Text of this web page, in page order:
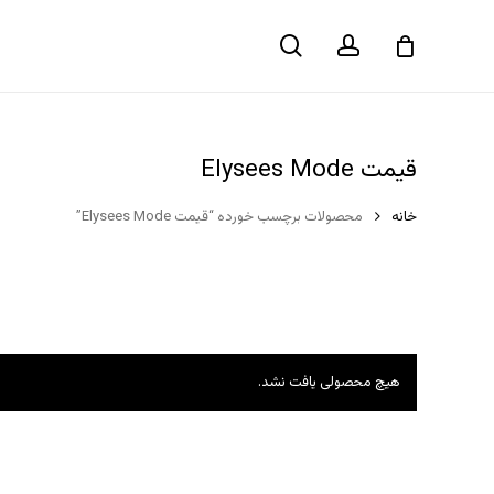
جستجوحساب
کاربری سبد خرید
قیمت Elysees Mode
خانه محصولات برچسب خورده “قیمت Elysees Mode”
هیچ محصولی یافت نشد.